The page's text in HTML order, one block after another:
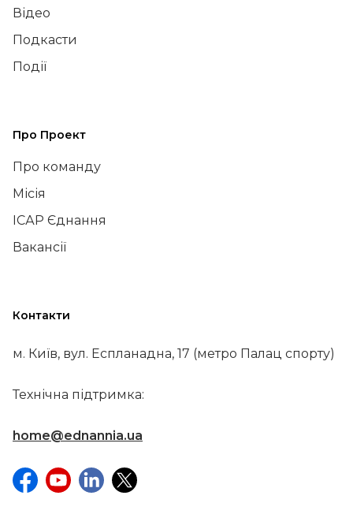
Відео
Подкасти
Події
Про Проект
Про команду
Місія
ІСАР Єднання
Вакансії
Контакти
м. Київ, вул. Еспланадна, 17 (метро Палац спорту)
Технічна підтримка:
home@ednannia.ua